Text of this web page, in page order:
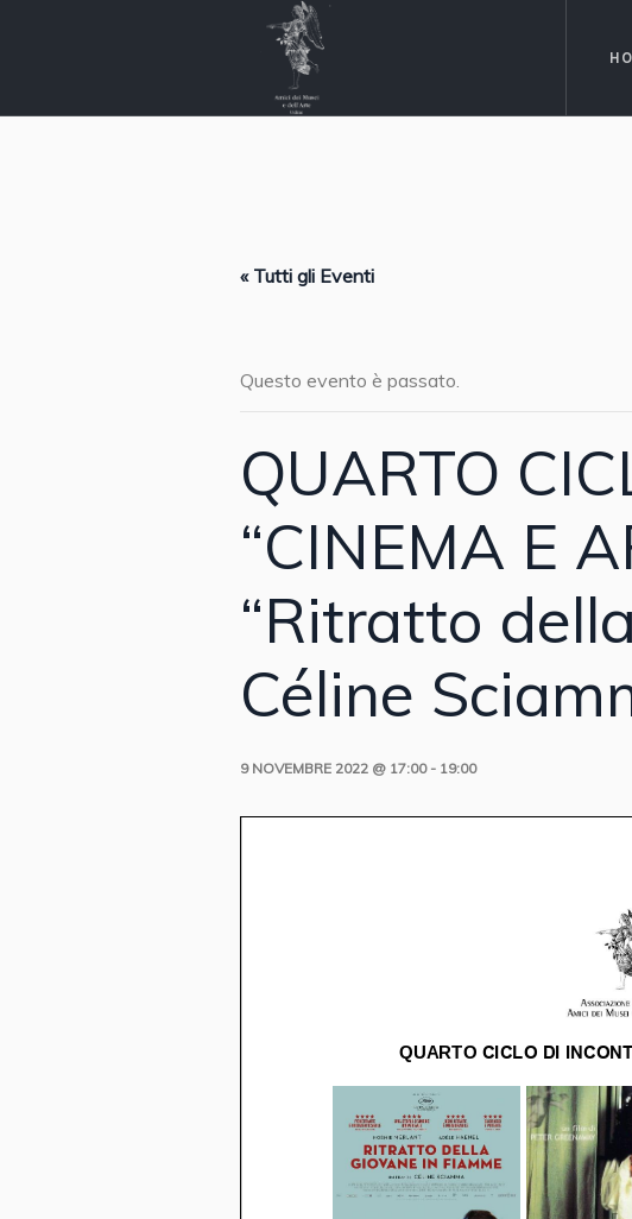
« Tutti gli Eventi
Questo evento è passato.
QUARTO
“CINEMA E
“Ritratto
Céline
9 NOVEMBRE 2022 @ 17:00- 19:00